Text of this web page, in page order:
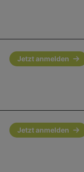
Jetzt anmelden
Jetzt anmelden